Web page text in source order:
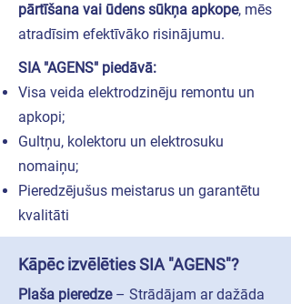
pārtīšana vai ūdens sūkņa apkope, mēs
atradīsim efektīvāko risinājumu.
SIA "AGENS" piedāvā:
Visa veida elektrodzinēju remontu un
apkopi;
Gultņu, kolektoru un elektrosuku
nomaiņu;
Pieredzējušus meistarus un garantētu
kvalitāti
Kāpēc izvēlēties SIA "AGENS"?
Plaša pieredze – Strādājam ar dažāda